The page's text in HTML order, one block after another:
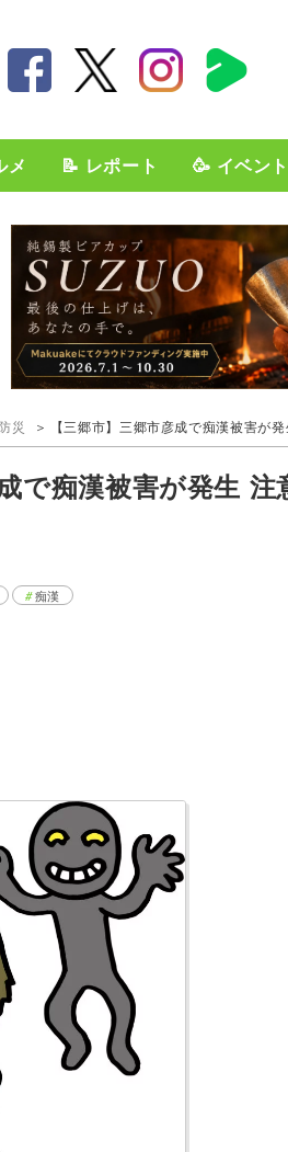
📝 レポート 🥳 イベント
災 【三郷市】三郷市彦成で痴漢被害が
で痴漢被害が発生
痴漢